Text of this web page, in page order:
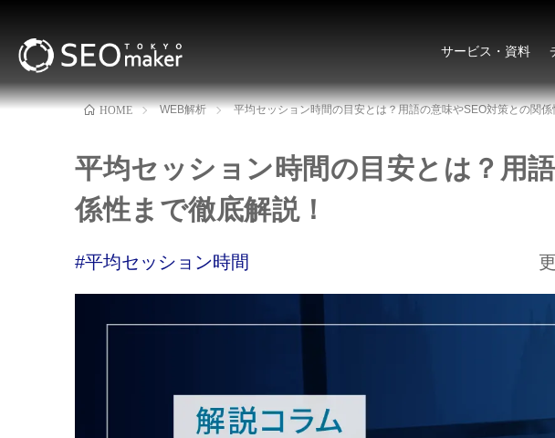
サービス・資料
HOME WEB解析 平均セッション時間の目安とは？用語の意味やSEO対策との関
平均セッション時間の目安とは？用
係性まで徹底解説！
#平均セッション時間